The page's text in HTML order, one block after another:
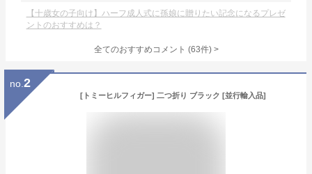
【十歳女の子向け】ハーフ成人式に孫娘に贈りたい記念になるプレゼ
ントのおすすめは？
全てのおすすめコメント (63件) >
no. 2
[トミーヒルフィガー] 二つ折り ブラック [並行輸入品]